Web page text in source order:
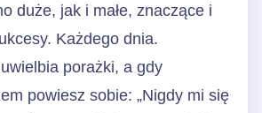
duże, jak i małe, znaczące i
Każdego dnia.
porażki, a gdy
powiesz sobie: „Nigdy mi się